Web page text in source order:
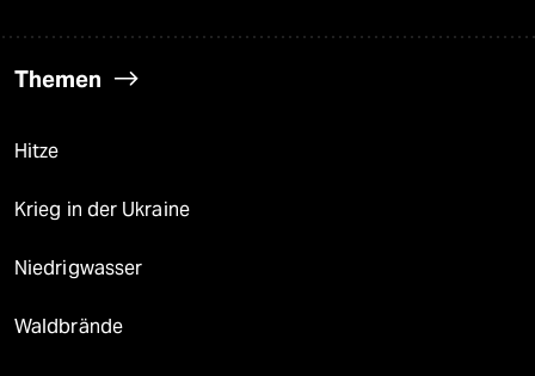
Themen
Hitze
Krieg in der Ukraine
Niedrigwasser
Waldbrände